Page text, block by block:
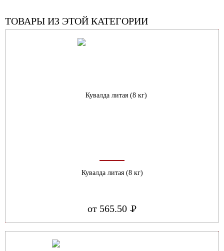
ТОВАРЫ ИЗ ЭТОЙ КАТЕГОРИИ
Кувалда литая (8 кг)
от 565.50 Р
УБ.